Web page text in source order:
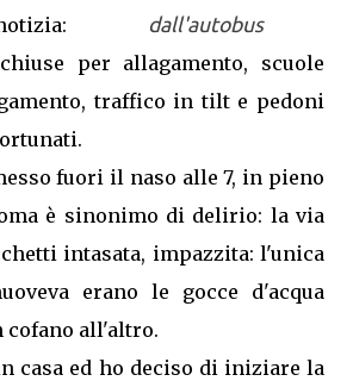
dall'autobus
per allagamento, scuole
traffico in tilt e pedoni
fuori il naso alle 7, in pieno
è sinonimo di delirio: la via
intasata, impazzita: l'unica
erano le gocce d'acqua
cofano all'altro.
casa ed ho deciso di iniziare la